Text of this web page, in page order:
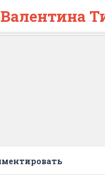
Валентина